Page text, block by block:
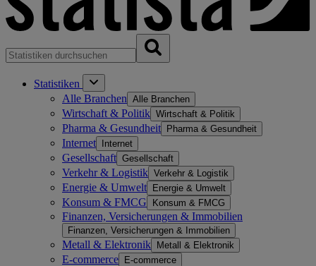
Statistiken
Alle Branchen Alle Branchen
Wirtschaft & Politik Wirtschaft & Politik
Pharma & Gesundheit Pharma & Gesundheit
Internet Internet
Gesellschaft Gesellschaft
Verkehr & Logistik Verkehr & Logistik
Energie & Umwelt Energie & Umwelt
Konsum & FMCG Konsum & FMCG
Finanzen, Versicherungen & Immobilien
Finanzen, Versicherungen & Immobilien
Metall & Elektronik Metall & Elektronik
E-commerce E-commerce